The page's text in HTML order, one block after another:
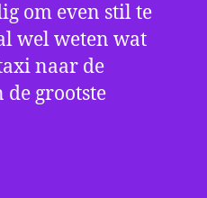
om even stil te
wel weten wat
naar de
grootste